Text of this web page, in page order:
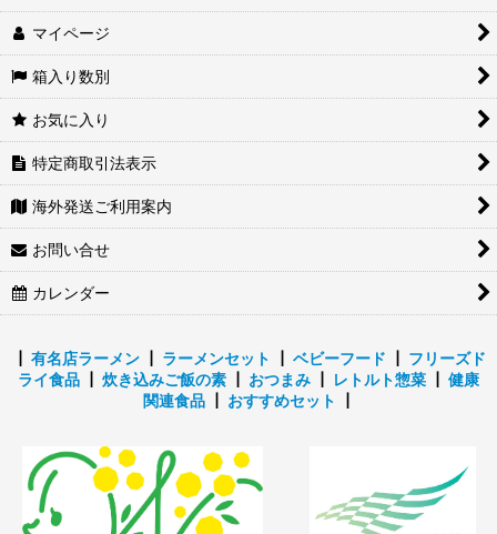
マイページ
箱入り数別
お気に入り
特定商取引法表示
海外発送ご利用案内
お問い合せ
カレンダー
有名店ラーメン┃ ラーメンセット ベビーフード
フリーズド
ライ食品
炊き込みご飯の素 おつまみ レトルト惣菜
健康
関連食品┃ おすすめセット